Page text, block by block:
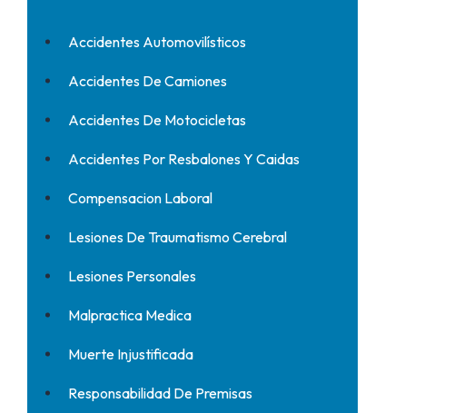
Accidentes Automovilísticos
Accidentes De Camiones
Accidentes De Motocicletas
Accidentes Por Resbalones Y Caidas
Compensacion Laboral
Lesiones De Traumatismo Cerebral
Lesiones Personales
Malpractica Medica
Muerte Injustificada
Responsabilidad De Premisas